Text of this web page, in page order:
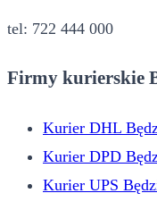
tel: 722 444 000
Firmy kurierskie
Kurier DHL
Kurier DPD
Kurier UPS